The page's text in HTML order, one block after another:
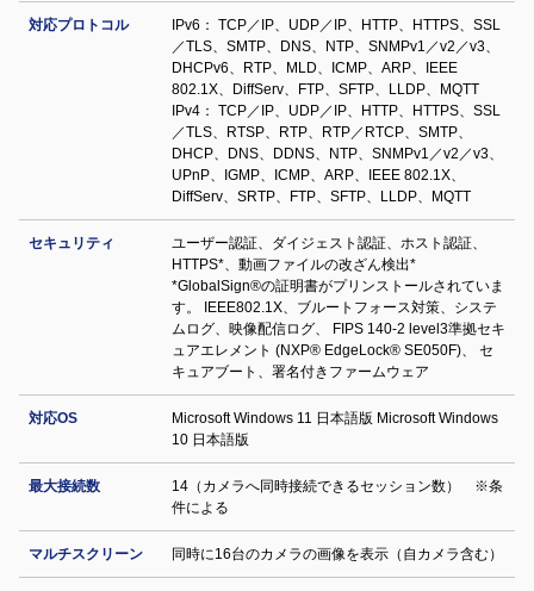
対応プロトコル
IPv6： TCP／IP、UDP／IP、HTTP、HTTPS、SSL
／TLS、SMTP、DNS、NTP、SNMPv1／v2／v3、
DHCPv6、RTP、MLD、ICMP、ARP、IEEE
802.1X、DiffServ、FTP、SFTP、LLDP、MQTT
IPv4： TCP／IP、UDP／IP、HTTP、HTTPS、SSL
／TLS、RTSP、RTP、RTP／RTCP、SMTP、
DHCP、DNS、DDNS、NTP、SNMPv1／v2／v3、
UPnP、IGMP、ICMP、ARP、IEEE 802.1X、
DiffServ、SRTP、FTP、SFTP、LLDP、MQTT
セキュリティ
ユーザー認証、ダイジェスト認証、ホスト認証、
HTTPS*、動画ファイルの改ざん検出*
*GlobalSign®の証明書がプリンストールされていま
す。 IEEE802.1X、ブルートフォース対策、システ
ムログ、映像配信ログ、 FIPS 140-2 level3準拠セキ
ュアエレメント (NXP® EdgeLock® SE050F)、 セ
キュアブート、署名付きファームウェア
対応OS
Microsoft Windows 11 日本語版 Microsoft Windows
10 日本語版
最大接続数
14（カメラへ同時接続できるセッション数） ※条
件による
マルチスクリーン 同時に16台のカメラの画像を表示（自カメラ含む）